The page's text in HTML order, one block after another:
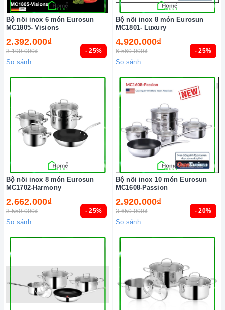
- 25%
Bộ nồi inox 6 món Eurosun
MC1805- Visions
2.392.000₫
3.190.000₫
So sánh
- 25%
Bộ nồi inox 8 món Eurosun
MC1801- Luxury
4.920.000₫
6.560.000₫
So sánh
- 25%
Bộ nồi inox 8 món Eurosun
MC1702-Harmony
2.662.000₫
3.550.000₫
So sánh
- 20%
Bộ nồi inox 10 món Eurosun
MC1608-Passion
2.920.000₫
3.650.000₫
So sánh